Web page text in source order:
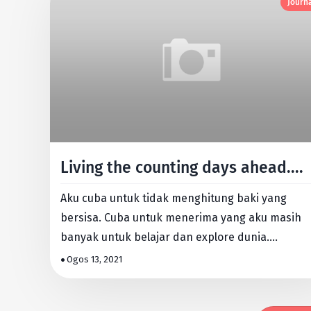
Living the counting days ahead....
Aku cuba untuk tidak menghitung baki yang
bersisa. Cuba untuk menerima yang aku masih
banyak untuk belajar dan explore dunia.
Tapi...ianya sudah menjadi suatu …
Ogos 13, 2021